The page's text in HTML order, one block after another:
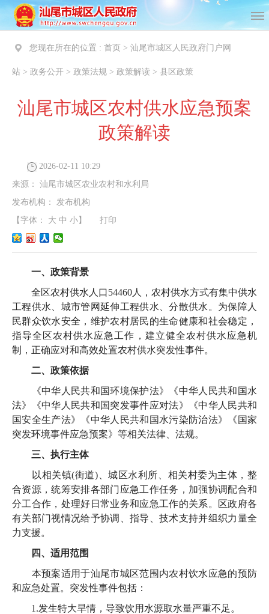
您现在所在的位置 : 首页 > 汕尾市城区人民政府门户网
站 > 政务公开 > 政策法规 > 政策解读 > 县区政策
汕尾市城区农村供水应急预案
政策解读
2026-02-11 10:29
来源： 汕尾市城区农业农村和水利局
发布机构： 发布机构
【字体： 大 中 小 】 打印
一、政策背景
全区农村供水人口54460人，农村供水方式有集中供水
工程供水、城市管网延伸工程供水、分散供水。为保障人
民群众饮水安全，维护农村居民的生命健康和社会稳定，
指导全区农村供水应急工作，建立健全农村供水应急机
制，正确应对和高效处置农村供水突发性事件。
二、政策依据
《中华人民共和国环境保护法》《中华人民共和国水
法》《中华人民共和国突发事件应对法》《中华人民共和
国安全生产法》《中华人民共和国水污染防治法》《国家
突发环境事件应急预案》等相关法律、法规。
三、执行主体
以相关镇(街道)、城区水利所、相关村委为主体，整
合资源，统筹安排各部门应急工作任务，加强协调配合和
分工合作，处理好日常业务和应急工作的关系。区政府各
有关部门视情况给予协调、指导、技术支持并组织力量全
力支援。
四、适用范围
本预案适用于汕尾市城区范围内农村饮水应急的预防
和应急处置。突发性事件包括：
1.发生特大旱情，导致饮用水源取水量严重不足。